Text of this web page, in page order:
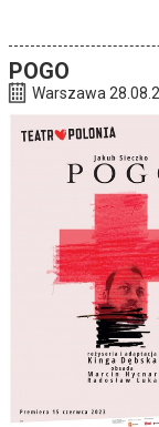
POGO
Warszawa